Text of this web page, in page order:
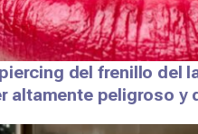
del frenillo del
altamente peligroso y